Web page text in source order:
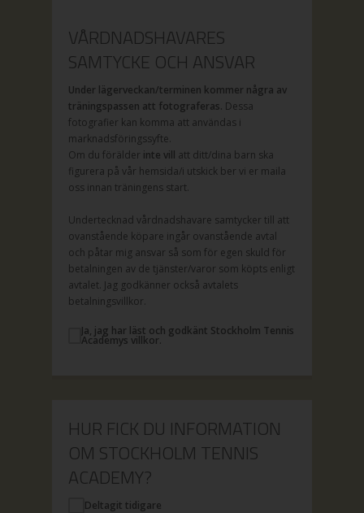
VÅRDNADSHAVARES
SAMTYCKE OCH ANSVAR
Under lägerveckan/terminen kommer några av
träningspassen att fotograferas. Dessa
fotografier kan komma att användas i
marknadsföringssyfte.
Om du förälder inte vill att ditt/dina barn ska
figurera på vår hemsida/i utskick ber vi er maila
oss innan träningens start.
Undertecknad vårdnadshavare samtycker till att
ovanstående köpare ingår ovanstående avtal
och påtar mig ansvar så som för egen skuld för
betalningen av de tjänster/varor som köpts enligt
avtalet. Jag godkänner också avtalets
betalningsvillkor.
Ja, jag har läst och godkänt Stockholm Tennis
Academys villkor.
HUR FICK DU INFORMATION
OM STOCKHOLM TENNIS
ACADEMY?
Deltagit tidigare